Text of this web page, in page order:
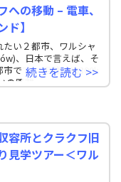
の移動 – 電車、
】
い２都市、ワルシャ
、日本で言えば、そ
です。 距離は約300k
の距離
続きを読む >>
容所とクラクフ旧
学ツアー＜ワル